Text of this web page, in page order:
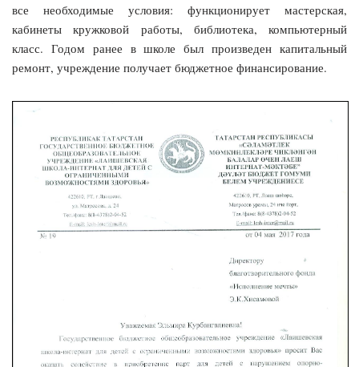
все необходимые условия: функционирует мастерская,
кабинеты кружковой работы, библиотека, компьютерный
класс. Годом ранее в школе был произведен капитальный
ремонт, учреждение получает бюджетное финансирование.